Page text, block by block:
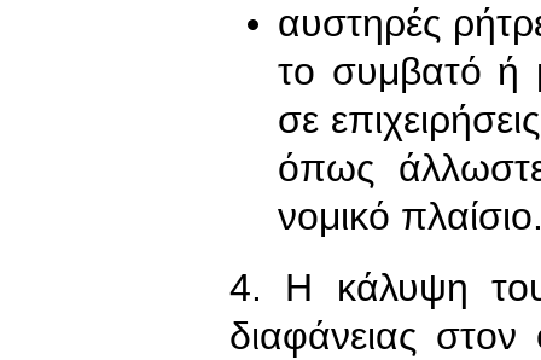
αυστηρές
το συμβατό ή
σε
όπως
νομικό
4. Η κάλυψη του
διαφάνειας